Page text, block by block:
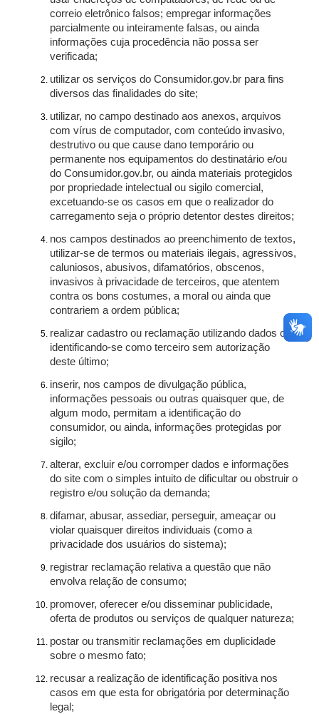
correio eletrônico falsos; empregar informações
parcialmente ou inteiramente falsas, ou ainda
informações cuja procedência não possa ser
verificada;
utilizar os serviços do Consumidor.gov.br para fins
diversos das finalidades do site;
utilizar, no campo destinado aos anexos, arquivos
com vírus de computador, com conteúdo invasivo,
destrutivo ou que cause dano temporário ou
permanente nos equipamentos do destinatário e/ou
do Consumidor.gov.br, ou ainda materiais protegidos
por propriedade intelectual ou sigilo comercial,
excetuando-se os casos em que o realizador do
carregamento seja o próprio detentor destes direitos;
nos campos destinados ao preenchimento de textos,
utilizar-se de termos ou materiais ilegais, agressivos,
caluniosos, abusivos, difamatórios, obscenos,
invasivos à privacidade de terceiros, que atentem
contra os bons costumes, a moral ou ainda que
contrariem a ordem pública;
realizar cadastro ou reclamação utilizando dados ou
identificando-se como terceiro sem autorização
deste último;
inserir, nos campos de divulgação pública,
informações pessoais ou outras quaisquer que, de
algum modo, permitam a identificação do
consumidor, ou ainda, informações protegidas por
sigilo;
alterar, excluir e/ou corromper dados e informações
do site com o simples intuito de dificultar ou obstruir o
registro e/ou solução da demanda;
difamar, abusar, assediar, perseguir, ameaçar ou
violar quaisquer direitos individuais (como a
privacidade dos usuários do sistema);
registrar reclamação relativa a questão que não
envolva relação de consumo;
promover, oferecer e/ou disseminar publicidade,
oferta de produtos ou serviços de qualquer natureza;
postar ou transmitir reclamações em duplicidade
sobre o mesmo fato;
recusar a realização de identificação positiva nos
casos em que esta for obrigatória por determinação
legal;